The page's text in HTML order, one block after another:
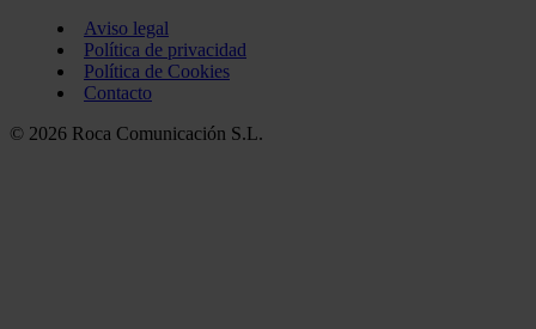
Aviso legal
Política de privacidad
Política de Cookies
Contacto
© 2026 Roca Comunicación S.L.